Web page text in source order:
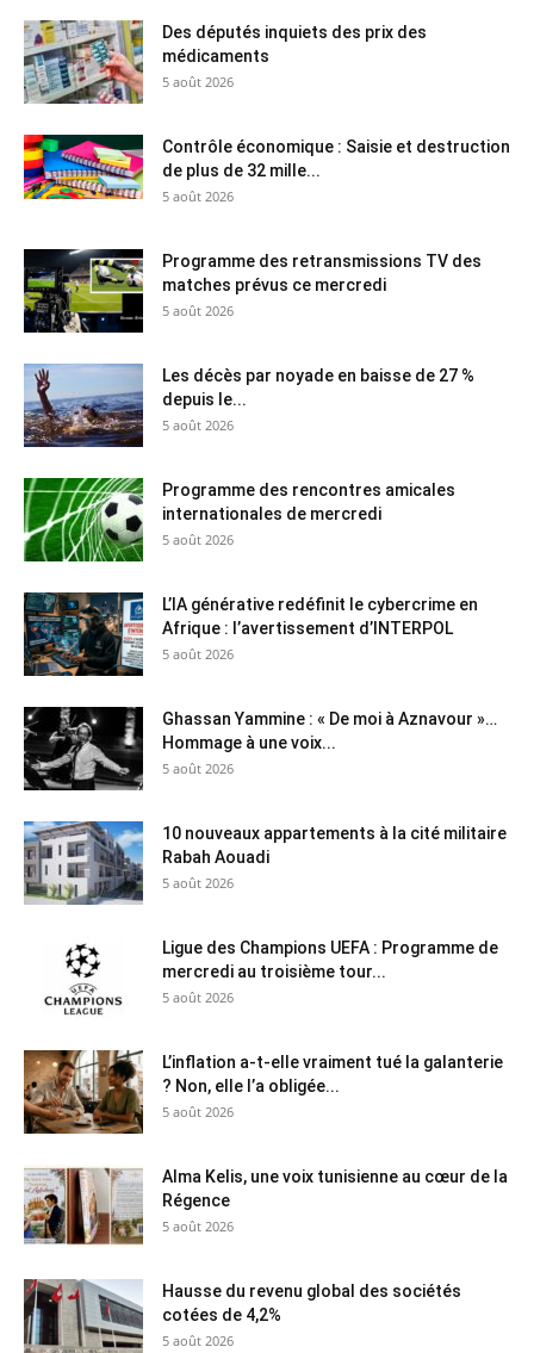
Des députés inquiets des prix des
médicaments
5 août 2026
Contrôle économique : Saisie et destruction
de plus de 32 mille...
5 août 2026
Programme des retransmissions TV des
matches prévus ce mercredi
5 août 2026
Les décès par noyade en baisse de 27 %
depuis le...
5 août 2026
Programme des rencontres amicales
internationales de mercredi
5 août 2026
L’IA générative redéfinit le cybercrime en
Afrique : l’avertissement d’INTERPOL
5 août 2026
Ghassan Yammine : « De moi à Aznavour »…
Hommage à une voix...
5 août 2026
10 nouveaux appartements à la cité militaire
Rabah Aouadi
5 août 2026
Ligue des Champions UEFA : Programme de
mercredi au troisième tour...
5 août 2026
L’inflation a-t-elle vraiment tué la galanterie
? Non, elle l’a obligée...
5 août 2026
Alma Kelis, une voix tunisienne au cœur de la
Régence
5 août 2026
Hausse du revenu global des sociétés
cotées de 4,2%
5 août 2026